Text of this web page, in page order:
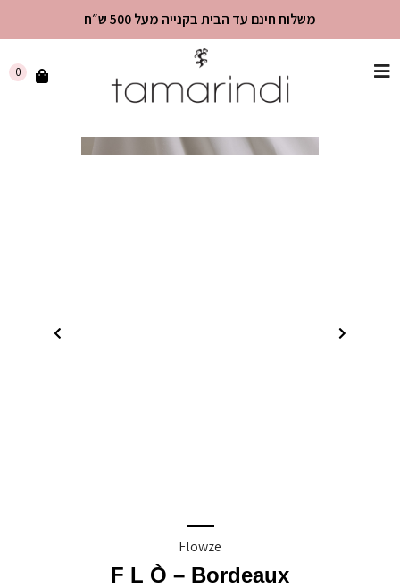
שִׂים
משלוח חינם עד הבית בקנייה מעל 500 ש״ח
0
Flowze
F L Ò – Bordeaux